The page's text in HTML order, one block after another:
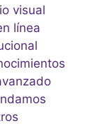
visual
línea